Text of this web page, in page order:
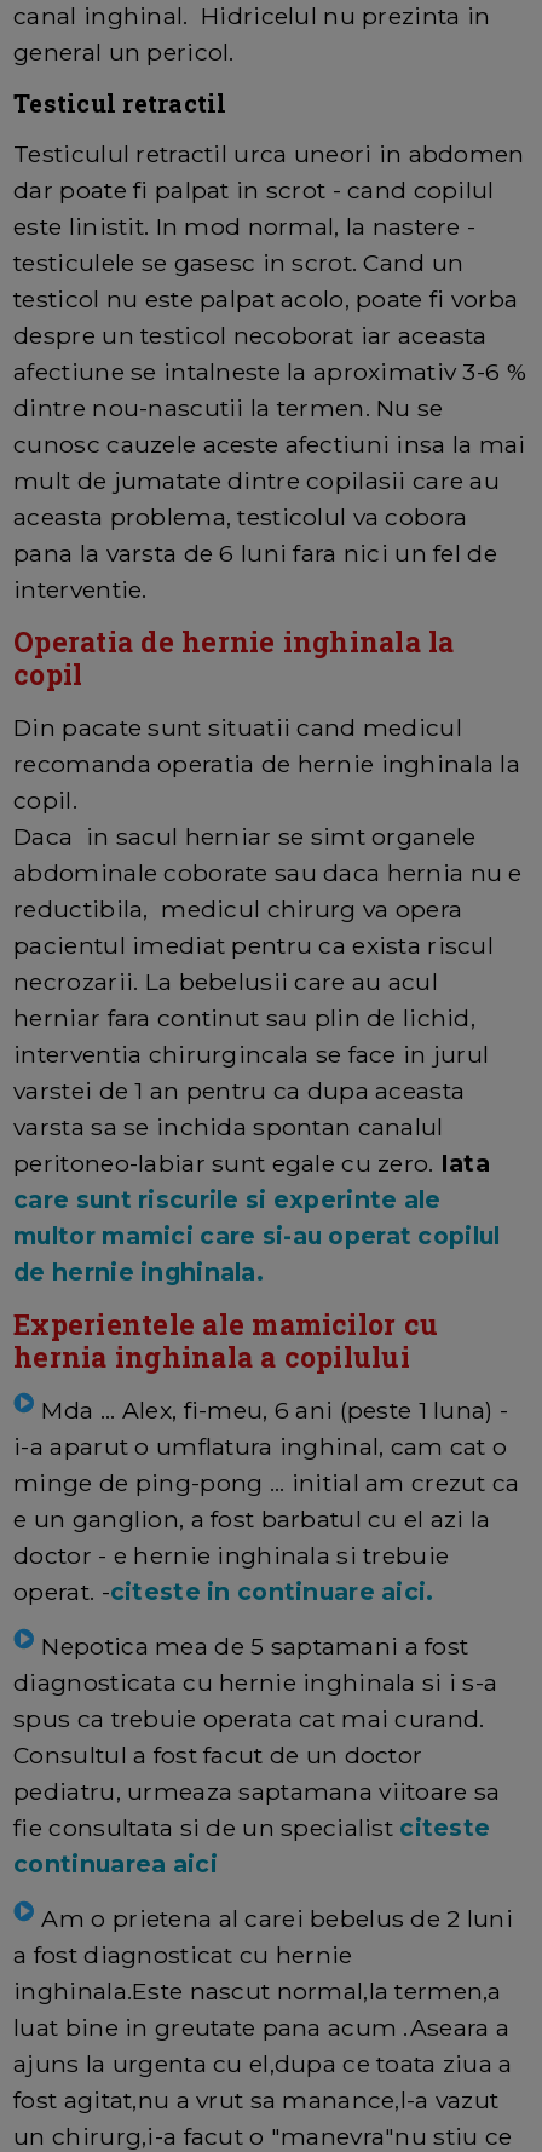
canal inghinal. Hidricelul nu prezinta in
general un pericol.
Testicul retractil
Testiculul retractil urca uneori in abdomen
dar poate fi palpat in scrot - cand copilul
este linistit. In mod normal, la nastere -
testiculele se gasesc in scrot. Cand un
testicol nu este palpat acolo, poate fi vorba
despre un testicol necoborat iar aceasta
afectiune se intalneste la aproximativ 3-6 %
dintre nou-nascutii la termen. Nu se
cunosc cauzele aceste afectiuni insa la mai
mult de jumatate dintre copilasii care au
aceasta problema, testicolul va cobora
pana la varsta de 6 luni fara nici un fel de
interventie.
Operatia de hernie inghinala la
copil
Din pacate sunt situatii cand medicul
recomanda operatia de hernie inghinala la
copil.
Daca in sacul herniar se simt organele
abdominale coborate sau daca hernia nu e
reductibila, medicul chirurg va opera
pacientul imediat pentru ca exista riscul
necrozarii. La bebelusii care au acul
herniar fara continut sau plin de lichid,
interventia chirurgincala se face in jurul
varstei de 1 an pentru ca dupa aceasta
varsta sa se inchida spontan canalul
peritoneo-labiar sunt egale cu zero. Iata
care sunt riscurile si experinte ale
multor mamici care si-au operat copilul
de hernie inghinala.
Experientele ale mamicilor cu
hernia inghinala a copilului
Mda ... Alex, fi-meu, 6 ani (peste 1 luna) -
i-a aparut o umflatura inghinal, cam cat o
minge de ping-pong ... initial am crezut ca
e un ganglion, a fost barbatul cu el azi la
doctor - e hernie inghinala si trebuie
operat. -citeste in continuare aici.
Nepotica mea de 5 saptamani a fost
diagnosticata cu hernie inghinala si i s-a
spus ca trebuie operata cat mai curand.
Consultul a fost facut de un doctor
pediatru, urmeaza saptamana viitoare sa
fie consultata si de un specialist citeste
continuarea aici
Am o prietena al carei bebelus de 2 luni
a fost diagnosticat cu hernie
inghinala.Este nascut normal,la termen,a
luat bine in greutate pana acum .Aseara a
ajuns la urgenta cu el,dupa ce toata ziua a
fost agitat,nu a vrut sa manance,l-a vazut
un chirurg,i-a facut o "manevra"nu stiu ce